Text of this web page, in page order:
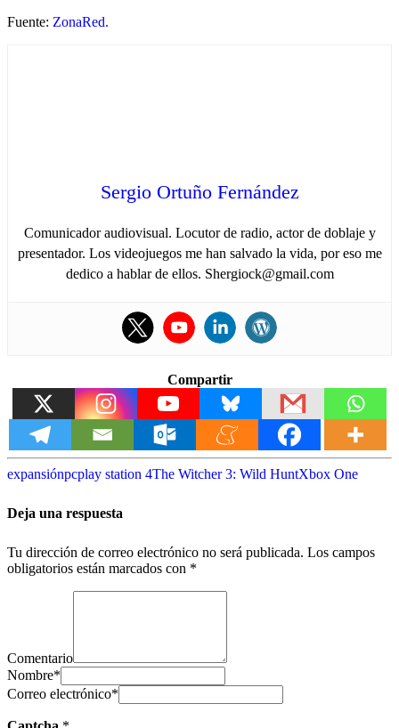
Fuente: ZonaRed.
Sergio Ortuño Fernández
Comunicador audiovisual. Locutor de radio, actor de doblaje y
presentador. Los videojuegos me han salvado la vida, por eso me
dedico a hablar de ellos. Shergiock@gmail.com
Compartir
expansiónpcplay station 4The Witcher 3: Wild HuntXbox One
Deja una respuesta
Tu dirección de correo electrónico no será publicada. Los campos
obligatorios están marcados con *
Comentario
Nombre*
Correo electrónico*